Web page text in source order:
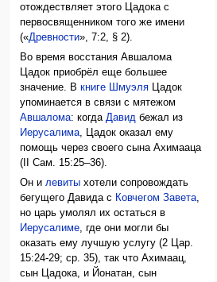
отождествляет этого Цадока с
первосвященником того же имени
(«Древности», 7:2, § 2).
Во время восстания Авшалома
Цадок приобрёл еще большее
значение. Вкниге Шмуэля Цадок
упоминается в связи с мятежом
Авшалома: когдаДавид бежал из
Иерусалима, Цадок оказал ему
помощь через своего сына Ахимааца
(II Сам. 15:25–36).
Он илевиты хотели сопровождать
бегущего Давида с Ковчегом Завета,
но царь умолял их остаться в
Иерусалиме, где они могли бы
оказать ему лучшую услугу (2 Цар.
15:24-29; ср. 35), так что Ахимаац,
сын Цадока, и Йонатан, сын